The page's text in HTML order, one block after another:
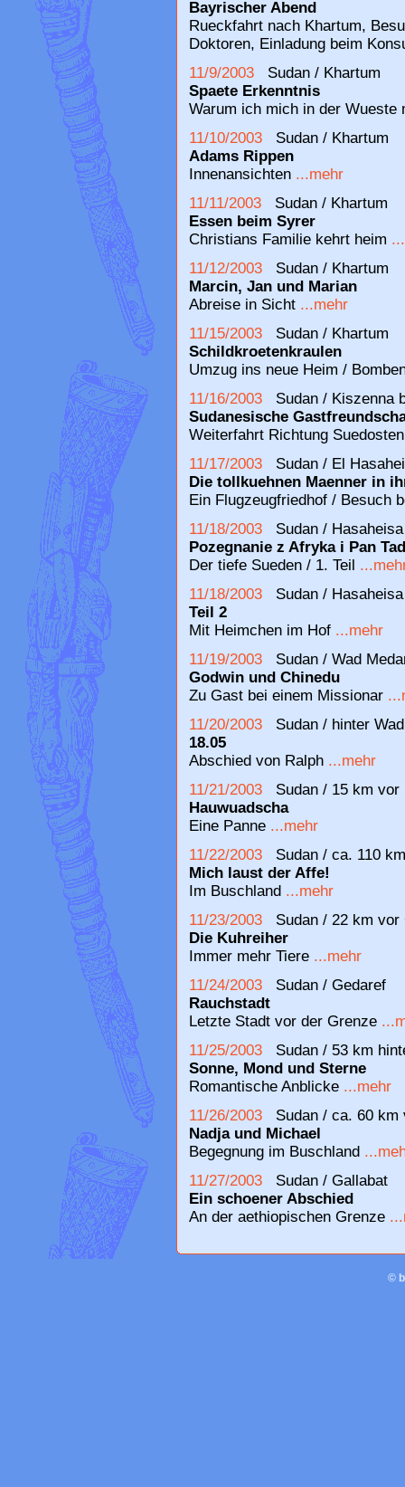
Bayrischer Abend
Rueckfahrt nach Khartum,
Doktoren, Einladung beim
11/9/2003 Sudan / Khartum
Spaete Erkenntnis
Warum ich mich in der Wueste
11/10/2003 Sudan / Khartum
Adams Rippen
Innenansichten ...mehr
11/11/2003 Sudan / Khartum
Essen beim Syrer
Christians Familie kehrt heim
11/12/2003 Sudan / Khartum
Marcin, Jan und Marian
Abreise in Sicht ...mehr
11/15/2003 Sudan / Khartum
Schildkroetenkraulen
Umzug ins neue Heim /
11/16/2003 Sudan / Kiszenna
Sudanesische
Weiterfahrt Richtung
11/17/2003 Sudan / El
Die tollkuehnen Maenner in
Ein Flugzeugfriedhof / Besuch
11/18/2003 Sudan / Hasaheisa
Pozegnanie z Afryka i Pan
Der tiefe Sueden / 1. Teil
11/18/2003 Sudan / Hasaheisa
Teil 2
Mit Heimchen im Hof ...mehr
11/19/2003 Sudan / Wad
Godwin und Chinedu
Zu Gast bei einem Missionar
11/20/2003 Sudan / hinter
18.05
Abschied von Ralph ...mehr
11/21/2003 Sudan / 15 km vor
Hauwuadscha
Eine Panne ...mehr
11/22/2003 Sudan / ca. 110
Mich laust der Affe!
Im Buschland ...mehr
11/23/2003 Sudan / 22 km vor
Die Kuhreiher
Immer mehr Tiere ...mehr
11/24/2003 Sudan / Gedaref
Rauchstadt
Letzte Stadt vor der Grenze
11/25/2003 Sudan / 53 km
Sonne, Mond und Sterne
Romantische Anblicke ...mehr
11/26/2003 Sudan / ca. 60 km
Nadja und Michael
Begegnung im Buschland
11/27/2003 Sudan / Gallabat
Ein schoener Abschied
An der aethiopischen Grenze
©